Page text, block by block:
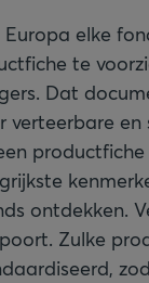
elke
te
Dat
verteerbare en
productfiche
ontdekken.
Zulke